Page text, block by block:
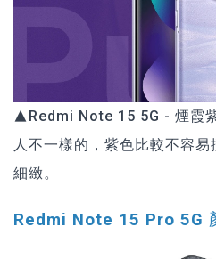
▲Redmi Note 15 5G - 煙霞
人不一樣的，紫色比較不容
細緻。
Redmi Note 15 Pro 5G